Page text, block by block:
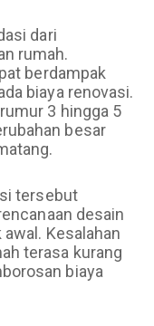
dari
rumah.
berdampak
biaya renovasi.
3 hingga 5
besar
tersebut
desain
Kesalahan
terasa kurang
biaya